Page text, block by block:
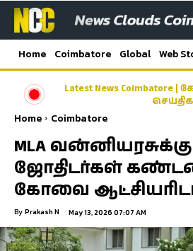
Home Coimbatore Global Web
Latest News Coimbatore
Home Coimbatore
MLA வன்னியரசுக்கு
ஜோதிடர்கள்
கோவை ஆட்சியரிடம்
By Prakash N May 13, 2026 07:07 AM